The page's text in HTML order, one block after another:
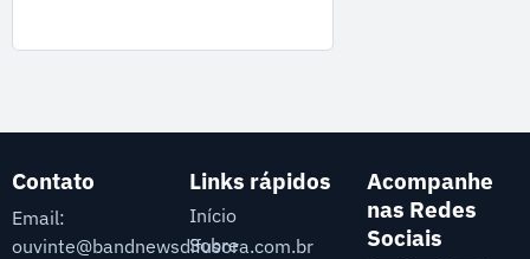
Contato
Email:
ouvinte@bandnewsdifusora.com.br
Links rápidos
Início
Sobre
Acompanhe
nas Redes
Sociais